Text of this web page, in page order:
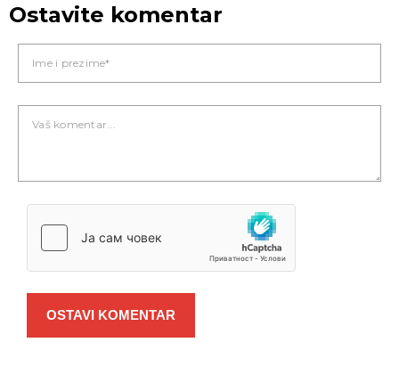
Ostavite komentar
OSTAVI KOMENTAR